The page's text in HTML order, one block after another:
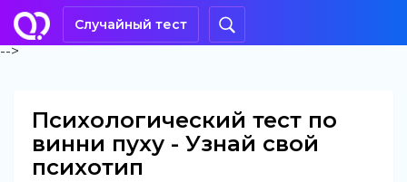
Случайный тест
-->
Психологический тест по
винни пуху - Узнай свой
психотип